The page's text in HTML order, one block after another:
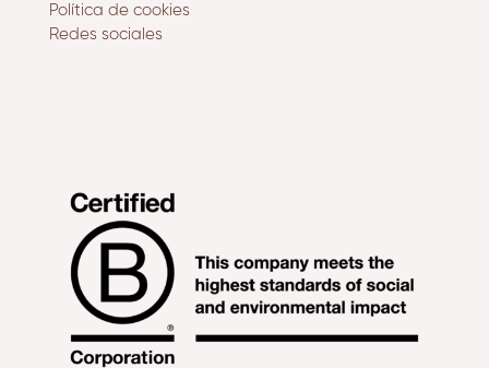
Política de cookies
Redes sociales